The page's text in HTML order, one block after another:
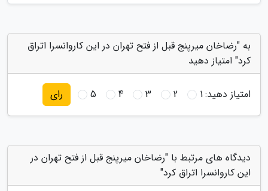
به "رضاخان میرپنج قبل از فتح تهران در این کاروانسرا اتراق
کرد" امتیاز دهید
امتیاز دهید:1
2
3
4
5 رای
دیدگاه های مرتبط با "رضاخان میرپنج قبل از فتح تهران در
این کاروانسرا اتراق کرد"